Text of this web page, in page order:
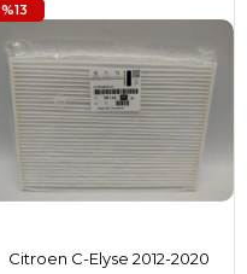
Citroen C-Elyse 2012-2020
%13